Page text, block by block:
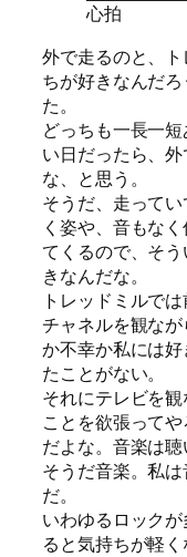
心拍
外で走るのと、
ちが好きなんだ
た。
どっちも一長一
い日だったら、
な、と思う。
そうだ、走って
く姿や、音もな
てくるので、そ
きなんだな。
トレッドミルで
チャネルを観な
か不幸か私には
たことがない。
それにテレビを
ことを欲張って
だよな。音楽は聴
そうだ音楽。私
だ。
いわゆるロック
ると気持ちが軽く